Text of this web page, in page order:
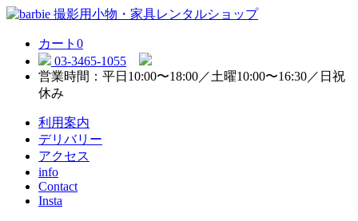
カート 0
03-3465-1055
営業時間：平日10:00〜18:00／土曜10:00〜16:30／日祝
休み
利用案内
デリバリー
アクセス
info
Contact
Insta